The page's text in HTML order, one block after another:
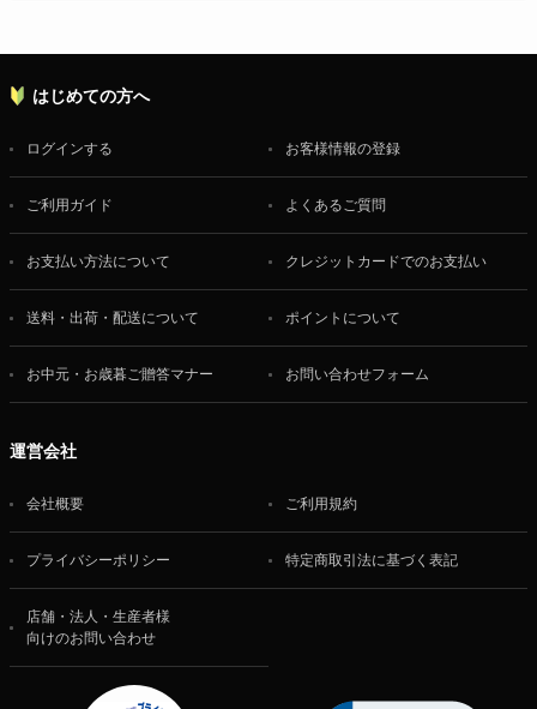
はじめての方へ
ログインする お客様情報の登録
ご利用ガイド よくあるご質問
お支払い方法について クレジットカードでのお支払い
送料・出荷・配送について ポイントについて
お中元・お歳暮ご贈答マナー お問い合わせフォーム
運営会社
会社概要 ご利用規約
プライバシーポリシー 特定商取引法に基づく表記
店舗・法人・生産者様
向けのお問い合わせ